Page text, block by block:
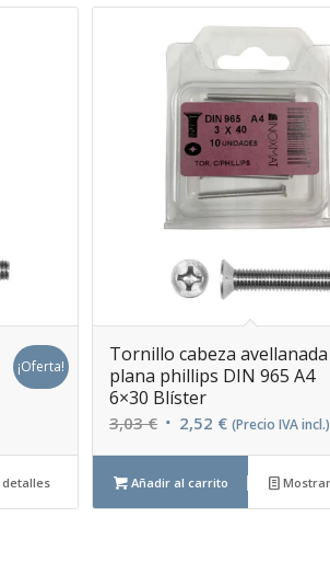
¡Oferta!
Tornillo cabeza avellanada
plana phillips DIN 965 A4
6×30 Blíster
3,03€ El 2,52 €El
actual
(Precio IVA incl.)
Añadir al carrito